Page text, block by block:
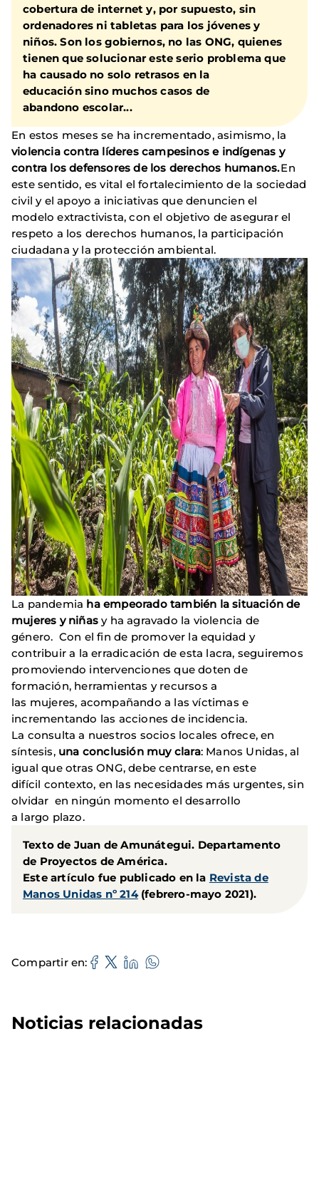
cobertura de internet y, por supuesto, sin
ordenadores ni tabletas para los jóvenes y
niños. Son los gobiernos, no las ONG, quienes
tienen que solucionar este serio problema que
ha causado no solo retrasos en la
educación sino muchos casos de
abandono escolar...
En estos meses se ha incrementado, asimismo, la
violencia contra líderes campesinos e indígenas y
contra los defensores de los derechos humanos.En
este sentido, es vital el fortalecimiento de la sociedad
civil y el apoyo a iniciativas que denuncien el
modelo extractivista, con el objetivo de asegurar el
respeto a los derechos humanos, la participación
ciudadana y la protección ambiental.
La pandemia ha empeorado también la situación de
mujeres y niñasy ha agravado la violencia de
género. Con el fin de promover la equidad y
contribuir a la erradicación de esta lacra, seguiremos
promoviendo intervenciones que doten de
formación, herramientas y recursos a
las mujeres, acompañando a las víctimas e
incrementando las acciones de incidencia.
La consulta a nuestros socios locales ofrece, en
síntesis, una conclusión muy clara: Manos Unidas, al
igual que otras ONG, debe centrarse, en este
difícil contexto, en las necesidades más urgentes, sin
olvidar en ningún momento el desarrollo
a largo plazo.
Texto de Juan de Amunátegui. Departamento
de Proyectos de América.
Este artículo fue publicado en la Revista de
Manos Unidas nº 214(febrero-mayo 2021).
Compartir en
Noticias relacionadas